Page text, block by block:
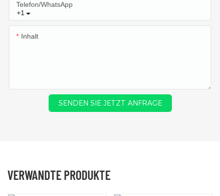
+1
Telefon/WhatsApp
Inhalt
SENDEN SIE JETZT ANFRAGE
VERWANDTE PRODUKTE